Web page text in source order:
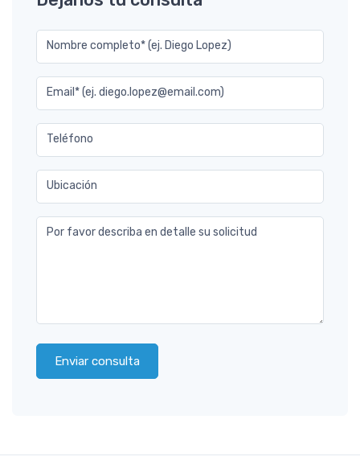
Nombre completo* (ej. Diego Lopez)
Email* (ej. diego.lopez@email.com)
Teléfono
Ubicación
Por favor describa en detalle su solicitud
Enviar consulta